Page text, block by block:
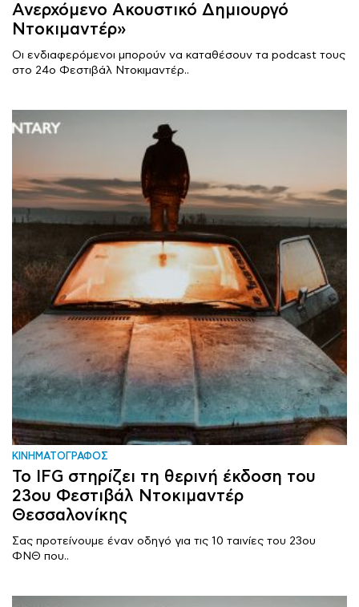
Ανερχόμενο Ακουστικό Δημιουργό
Ντοκιμαντέρ»
Οι ενδιαφερόμενοι μπορούν να καταθέσουν τα podcast τους
στο 24ο Φεστιβάλ Ντοκιμαντέρ..
ΚΙΝΗΜΑΤΟΓΡΑΦΟΣ
Το IFG στηρίζει τη θερινή έκδοση του
23ου Φεστιβάλ Ντοκιμαντέρ
Θεσσαλονίκης
Σας προτείνουμε έναν οδηγό για τις 10 ταινίες του 23ου
ΦΝΘ που..